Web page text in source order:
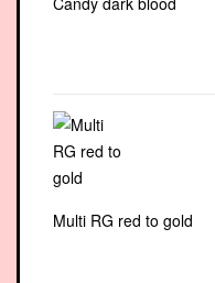
Multi RG red to gold